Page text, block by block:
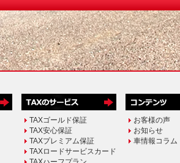
TAXゴールド保証
TAX安心保証
TAXプレミアム保証
TAXロードサービスカード
お客様の声
お知らせ
車情報コラム